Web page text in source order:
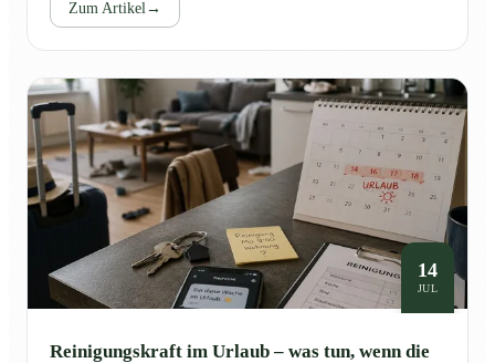
Zum Artikel →
14
JUL
Reinigungskraft im Urlaub – was tun, wenn die